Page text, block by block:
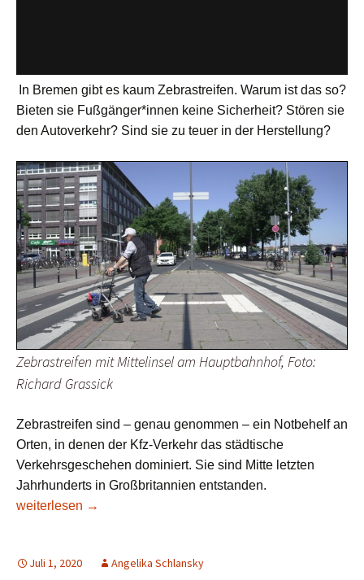
In Bremen gibt es kaum Zebrastreifen. Warum ist das so?
Bieten sie Fußgänger*innen keine Sicherheit? Stören sie
den Autoverkehr? Sind sie zu teuer in der Herstellung?
Zebrastreifen mit Mittelinsel am Hauptbahnhof, Foto:
Richard Grassick
Zebrastreifen sind – genau genommen – ein Notbehelf an
Orten, in denen der Kfz-Verkehr das städtische
Verkehrsgeschehen dominiert. Sie sind Mitte letzten
Jahrhunderts in Großbritannien entstanden.
Zebrastreifen – keine Chance in Bremen?
weiterlesen →
Juli 1, 2020 Angelika Schlansky